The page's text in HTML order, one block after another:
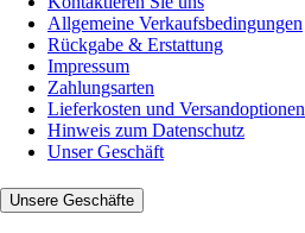
Allgemeine Verkaufsbedingungen
Rückgabe & Erstattung
Impressum
Zahlungsarten
Lieferkosten und Versandoptionen
Hinweis zum Datenschutz
Unser Geschäft
Unsere Geschäfte